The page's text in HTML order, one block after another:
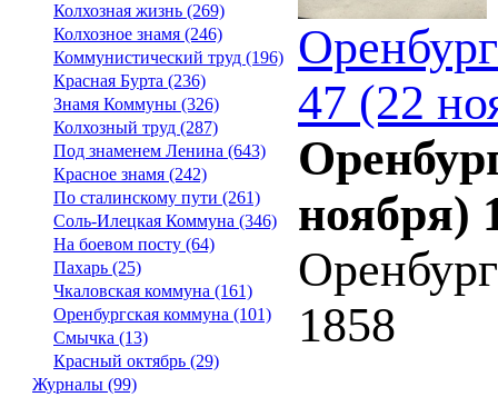
Колхозная жизнь (269)
Колхозное знамя (246)
Коммунистический труд (196)
Красная Бурта (236)
Знамя Коммуны (326)
Колхозный труд (287)
Под знаменем Ленина (643)
Красное знамя (242)
По сталинскому пути (261)
Соль-Илецкая Коммуна (346)
На боевом посту (64)
Пахарь (25)
Чкаловская коммуна (161)
Оренбургская коммуна (101)
Смычка (13)
Красный октябрь (29)
Журналы (99)
47 (22
ноября)
1858